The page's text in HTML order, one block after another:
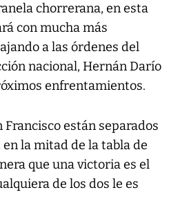
chorrerana, en esta
con mucha más
a las órdenes del
nacional, Hernán Darío
enfrentamientos.
Francisco están separados
la mitad de la tabla de
que una victoria es el
de los dos le es